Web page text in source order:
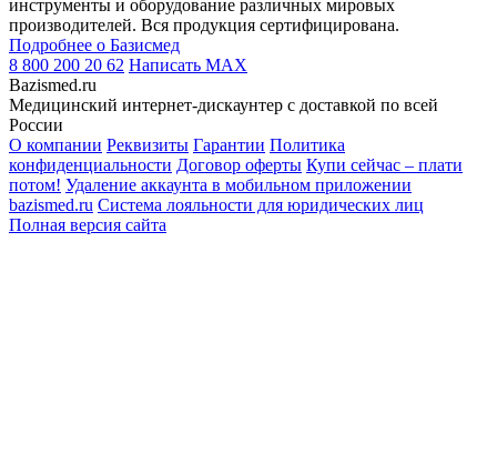
инструменты и оборудование различных мировых
производителей. Вся продукция сертифицирована.
Подробнее о Базисмед
8 800 200 20 62 Написать MAX
Bazismed.ru
Медицинский интернет-дискаунтер с доставкой по всей
России
О компании Реквизиты Гарантии Политика
конфиденциальности Договор оферты Купи сейчас – плати
потом! Удаление аккаунта в мобильном приложении
bazismed.ru Система лояльности для юридических лиц
Полная версия сайта